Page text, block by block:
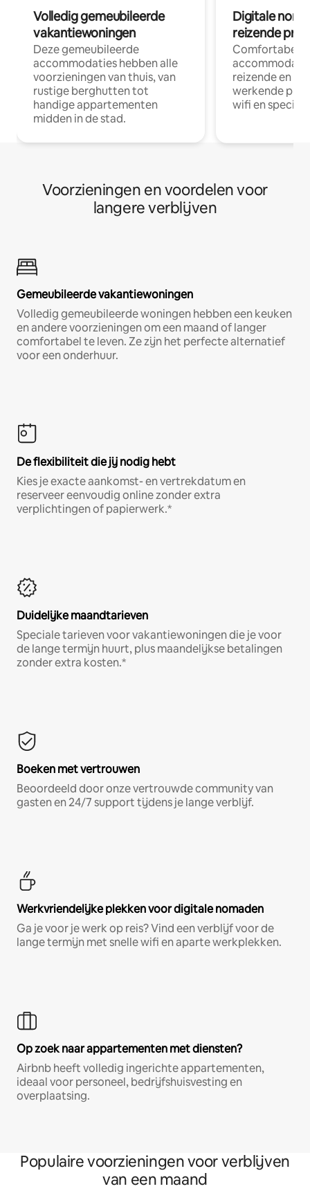
Volledig gemeubileerde
vakantiewoningen
Deze gemeubileerde
accommodaties hebben alle
voorzieningen van thuis, van
rustige berghutten tot
handige appartementen
midden in de stad.
Digitale
reizende
Comfortabele
reizende en
werkende
wifi en
Voorzieningen en voordelen voor
langere verblijven
Gemeubileerde vakantiewoningen
Volledig gemeubileerde woningen hebben een keuken
en andere voorzieningen om een maand of langer
comfortabel te leven. Ze zijn het perfecte alternatief
voor een onderhuur.
De flexibiliteit die jij nodig hebt
Kies je exacte aankomst- en vertrekdatum en
reserveer eenvoudig online zonder extra
verplichtingen of papierwerk.*
Duidelijke maandtarieven
Speciale tarieven voor vakantiewoningen die je voor
de lange termijn huurt, plus maandelijkse betalingen
zonder extra kosten.*
Boeken met vertrouwen
Beoordeeld door onze vertrouwde community van
gasten en 24/7 support tijdens je lange verblijf.
Werkvriendelijke plekken voor digitale nomaden
Ga je voor je werk op reis? Vind een verblijf voor de
lange termijn met snelle wifi en aparte werkplekken.
Op zoek naar appartementen met diensten?
Airbnb heeft volledig ingerichte appartementen,
ideaal voor personeel, bedrijfshuisvesting en
overplaatsing.
Populaire voorzieningen voor verblijven
van een maand